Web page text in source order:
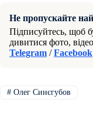
Не пропускайте
Підписуйтесь, щоб
дивитися фото,
Telegram /Facebook
#Олег Синєгубов